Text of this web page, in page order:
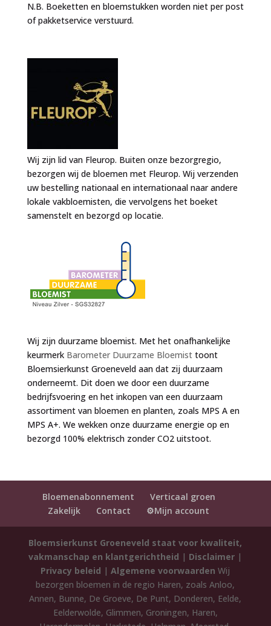
N.B. Boeketten en bloemstukken worden niet per post
of pakketservice verstuurd.
Wij zijn lid van Fleurop. Buiten onze bezorgregio,
bezorgen wij de bloemen met Fleurop. Wij verzenden
uw bestelling nationaal en internationaal naar andere
lokale vakbloemisten, die vervolgens het boeket
samenstelt en bezorgd op locatie.
Wij zijn duurzame bloemist. Met het onafhankelijke
keurmerk Barometer Duurzame Bloemisttoont
Bloemsierkunst Groeneveld aan dat zij duurzaam
onderneemt. Dit doen we door een duurzame
bedrijfsvoering en het inkopen van een duurzaam
assortiment van bloemen en planten, zoals MPS A en
MPS A+. We wekken onze duurzame energie op en
bezorgd 100% elektrisch zonder CO2 uitstoot.
Bloemenabonnement
Verticaal groen
Zakelijk
Contact ⚙️Mijn account
Bloemsierkunst Groeneveld staat voor kwaliteit,
vakmanschap en klantgerichtheid | Disclaimer |
Privacy beleid |Algemene voorwaarden Wij
bezorgen bloemen in de regio Haren, zoals Anloo,
Annen, Bunne, De Groeve, De Punt, Donderen, Eelde,
Eelderwolde, Glimmen, Groningen, Haren,